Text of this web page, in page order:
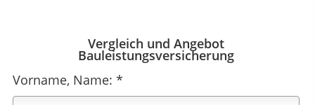
Vergleich und Angebot
Bauleistungsversicherung
Vorname, Name: *